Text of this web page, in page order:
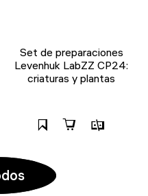
Set de preparaciones
Levenhuk LabZZ CP24:
criaturas y plantas